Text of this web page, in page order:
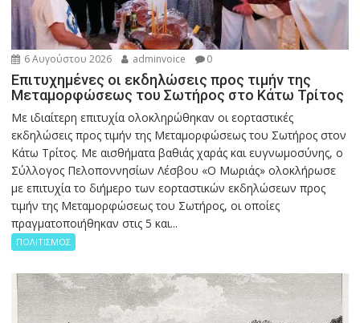
6 Αυγούστου 2026 adminvoice 0
Επιτυχημένες οι εκδηλώσεις προς τιμήν της
Μεταμορφώσεως του Σωτήρος στο Κάτω Τρίτος
Με ιδιαίτερη επιτυχία ολοκληρώθηκαν οι εορταστικές
εκδηλώσεις προς τιμήν της Μεταμορφώσεως του Σωτήρος στον
Κάτω Τρίτος. Με αισθήματα βαθιάς χαράς και ευγνωμοσύνης, ο
Σύλλογος Πελοποννησίων Λέσβου «Ο Μωριάς» ολοκλήρωσε
με επιτυχία το διήμερο των εορταστικών εκδηλώσεων προς
τιμήν της Μεταμορφώσεως του Σωτήρος, οι οποίες
πραγματοποιήθηκαν στις 5 και...
ΠΟΛΙΤΙΣΜΟΣ